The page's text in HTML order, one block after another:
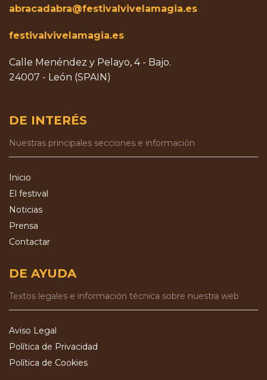
abracadabra@festivalvivelamagia.es
festivalvivelamagia.es
Calle Menéndez y Pelayo, 4 - Bajo.
24007 - León (SPAIN)
DE INTERÉS
Nuestras principales secciones e información
Inicio
El festival
Noticias
Prensa
Contactar
DE AYUDA
Textos legales e información técnica sobre nuestra web
Aviso Legal
Política de Privacidad
Política de Cookies